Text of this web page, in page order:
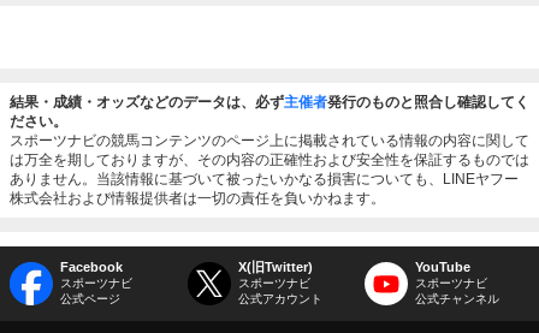
結果・成績・オッズなどのデータは、必ず主催者発行のものと照合し確認してく
ださい。
スポーツナビの競馬コンテンツのページ上に掲載されている情報の内容に関して
は万全を期しておりますが、その内容の正確性および安全性を保証するものでは
ありません。当該情報に基づいて被ったいかなる損害についても、LINEヤフー
株式会社および情報提供者は一切の責任を負いかねます。
Facebook
スポーツナビ
公式ページ
X(旧Twitter)
スポーツナビ
公式アカウント
YouTube
スポーツナビ
公式チャンネル